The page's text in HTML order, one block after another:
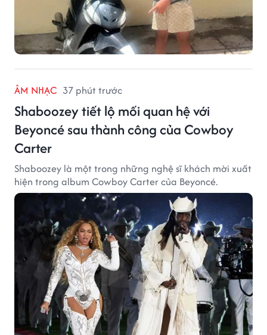
ÂM NHẠC 37 phút trước
Shaboozey tiết lộ mối quan hệ với
Beyoncé sau thành công của Cowboy
Carter
Shaboozey là một trong những nghệ sĩ khách mời xuất
hiện trong album Cowboy Carter của Beyoncé.